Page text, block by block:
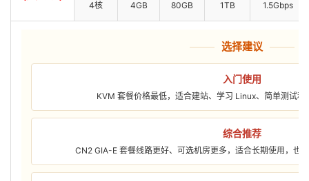
4核 4GB 80GB 1TB 1.5Gbps
选择建议
入门使用
KVM 套餐价格最低，适合建站、学习 Linux、简单测试和
综合推荐
CN2 GIA-E 套餐线路更好、可选机房更多，适合长期使用，也